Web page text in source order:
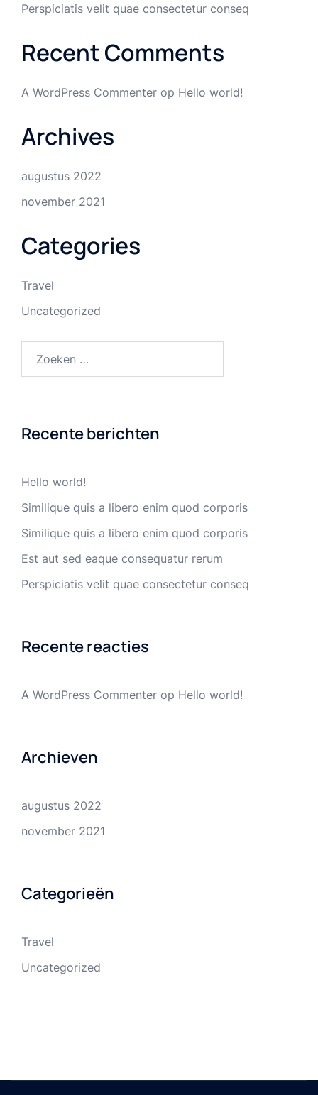
Perspiciatis velit quae consectetur conseq
Recent Comments
A WordPress Commenter op Hello world!
Archives
augustus 2022
november 2021
Categories
Travel
Uncategorized
naar:
Recente berichten
Hello world!
Similique quis a libero enim quod corporis
Similique quis a libero enim quod corporis
Est aut sed eaque consequatur rerum
Perspiciatis velit quae consectetur conseq
Recente reacties
A WordPress Commenter op Hello world!
Archieven
augustus 2022
november 2021
Categorieën
Travel
Uncategorized